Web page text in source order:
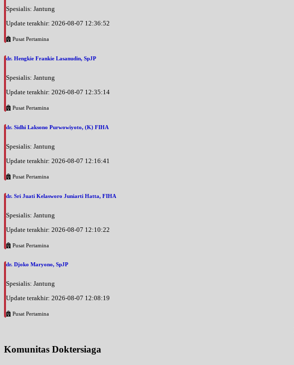
Spesialis: Jantung
Update terakhir: 2026-08-07 12:36:52
Pusat Pertamina
dr. Hengkie Frankie Lasanudin, SpJP
Spesialis: Jantung
Update terakhir: 2026-08-07 12:35:14
Pusat Pertamina
dr. Sidhi Laksono Purwowiyoto, (K) FIHA
Spesialis: Jantung
Update terakhir: 2026-08-07 12:16:41
Pusat Pertamina
dr. Sri Juati Kelasworo Juniarti Hatta, FIHA
Spesialis: Jantung
Update terakhir: 2026-08-07 12:10:22
Pusat Pertamina
dr. Djoko Maryono, SpJP
Spesialis: Jantung
Update terakhir: 2026-08-07 12:08:19
Pusat Pertamina
Komunitas Doktersiaga